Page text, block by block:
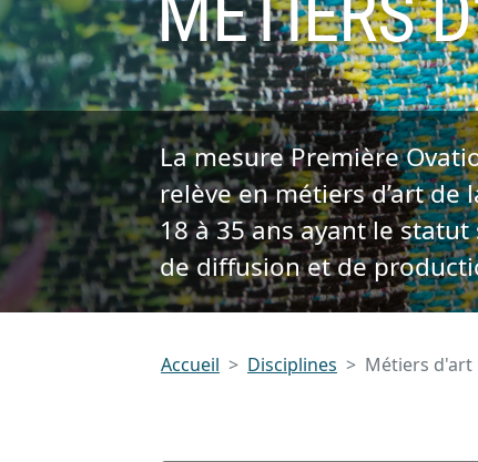
La mesure Première
relève en métiers d’art de
18 à 35 ans ayant le
de diffusion et de
Accueil Disciplines Métiers d'art